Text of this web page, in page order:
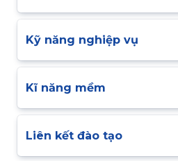
Kỹ năng nghiệp vụ
Kĩ năng mềm
Liên kết đào tạo